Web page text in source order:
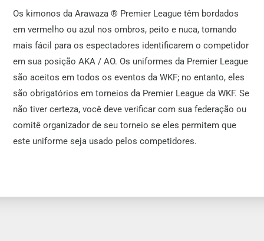
Os kimonos da Arawaza ® Premier League têm bordados
em vermelho ou azul nos ombros, peito e nuca, tornando
mais fácil para os espectadores identificarem o competidor
em sua posição AKA / AO. Os uniformes da Premier League
são aceitos em todos os eventos da WKF; no entanto, eles
são obrigatórios em torneios da Premier League da WKF. Se
não tiver certeza, você deve verificar com sua federação ou
comitê organizador de seu torneio se eles permitem que
este uniforme seja usado pelos competidores.